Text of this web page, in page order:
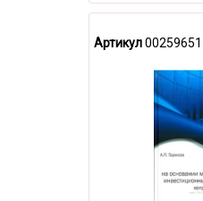
Артикул00259651